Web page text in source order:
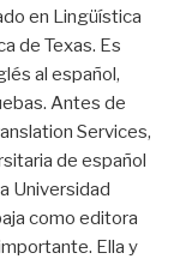
en Lingüística
de Texas. Es
al español,
Antes de
Services,
de español
Universidad
como editora
Ella y